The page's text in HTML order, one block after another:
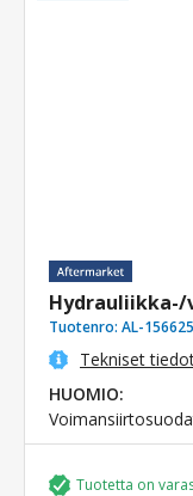
Hydrauliikka-/
Tuotenro: AL-156625
Tekniset
HUOMIO:
Tuotetta on